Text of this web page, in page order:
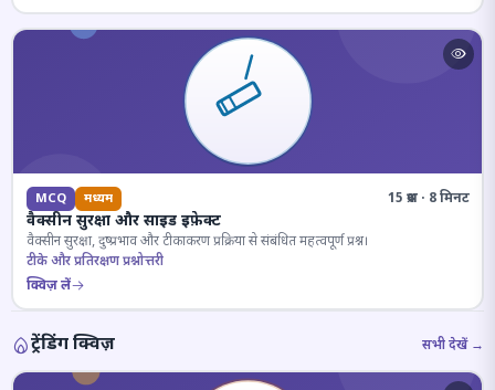
MCQ मध्यम 15 प्रश्न · 8 मिनट
वैक्सीन सुरक्षा और साइड इफ़ेक्ट
वैक्सीन सुरक्षा, दुष्प्रभाव और टीकाकरण प्रक्रिया से संबंधित महत्वपूर्ण प्रश्न।
टीके और प्रतिरक्षण प्रश्नोत्तरी
क्विज़ लें
ट्रेंडिंग क्विज़ सभी देखें →